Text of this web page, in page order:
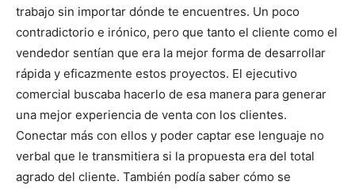
trabajo sin importar dónde te encuentres. Un poco
contradictorio e irónico, pero que tanto el cliente como el
vendedor sentían que era la mejor forma de desarrollar
rápida y eficazmente estos proyectos. El ejecutivo
comercial buscaba hacerlo de esa manera para generar
una mejor experiencia de venta con los clientes.
Conectar más con ellos y poder captar ese lenguaje no
verbal que le transmitiera si la propuesta era del total
agrado del cliente. También podía saber cómo se